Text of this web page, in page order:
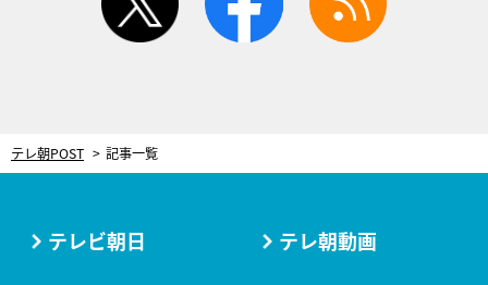
テレ朝POST 記事一覧
テレビ朝日 テレ朝動画